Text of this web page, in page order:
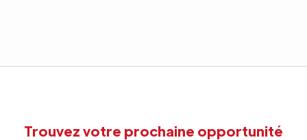
Trouvez votre prochaine opportunité